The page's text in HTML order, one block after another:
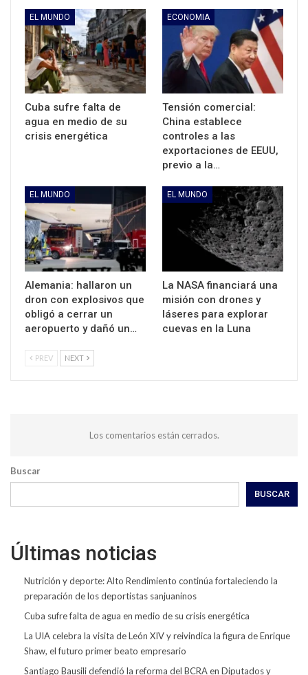
EL MUNDO
Cuba sufre falta de
agua en medio de su
crisis energética
ECONOMIA
Tensión comercial:
China establece
controles a las
exportaciones de EEUU,
previo a la…
EL MUNDO
Alemania: hallaron un
dron con explosivos que
obligó a cerrar un
aeropuerto y dañó un…
EL MUNDO
La NASA financiará una
misión con drones y
láseres para explorar
cuevas en la Luna
PREV NEXT
Los comentarios están cerrados.
Buscar
BUSCAR
Últimas noticias
Nutrición y deporte: Alto Rendimiento continúa fortaleciendo la
preparación de los deportistas sanjuaninos
Cuba sufre falta de agua en medio de su crisis energética
La UIA celebra la visita de León XIV y reivindica la figura de Enrique
Shaw, el futuro primer beato empresario
Santiago Bausili defendió la reforma del BCRA en Diputados y